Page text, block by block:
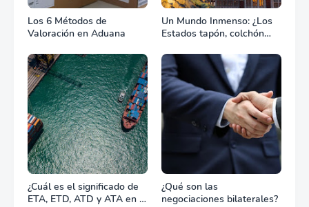
Los 6 Métodos de
Valoración en Aduana
Un Mundo Inmenso: ¿Los
Estados tapón, colchón
combate?
¿Cuál es el significado de
ETA, ETD, ATD y ATA en el
¿Qué son las
negociaciones bilaterales?